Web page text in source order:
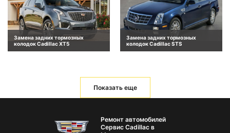
Замена задних тормозных
колодок Cadillac XT5
Замена задних тормозных
колодок Cadillac STS
Показать еще
Ремонт автомобилей
Сервис Cadillac в